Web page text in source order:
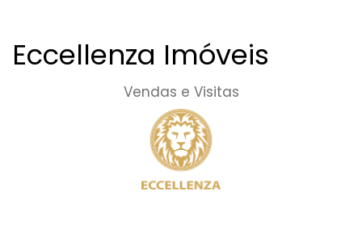
Eccellenza Imóveis
Vendas e Visitas